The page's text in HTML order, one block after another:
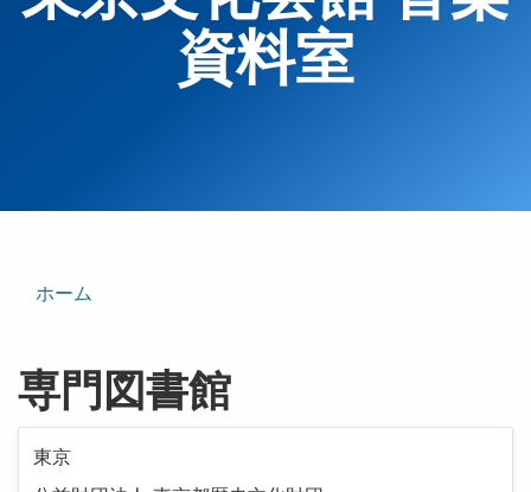
資料室
ホーム
専門図書館
東京